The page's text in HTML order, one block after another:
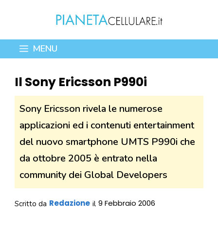
contenuto
MENU
Il Sony Ericsson P990i
Sony Ericsson rivela le numerose
applicazioni ed i contenuti entertainment
del nuovo smartphone UMTS P990i che
da ottobre 2005 è entrato nella
community dei Global Developers
Scritto da Redazione il 9 Febbraio 2006